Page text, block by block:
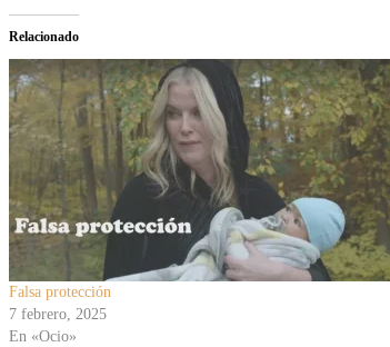
Relacionado
Falsa protección
7 febrero, 2025
En «Ocio»